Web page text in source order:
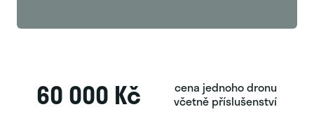
60 000 Kč
cena jednoho dronu
včetně příslušenství